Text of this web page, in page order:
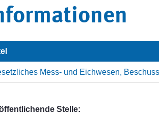
Mess- und Eichwesen,
Stelle: